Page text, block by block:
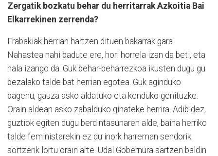
Zergatik bozkatu behar du herritarrak Azkoitia Bai
Elkarrekinen zerrenda?
Erabakiak herrian hartzen dituen bakarrak gara.
Nahastea nahi badute ere, hori horrela izan da beti, eta
hala izango da. Guk behar-beharrezkoa ikusten dugu gu
bezalako talde bat herrian egotea. Guk aginduko
bagenu, gauza asko aldatuko eta kenduko genituzke.
Orain aldean asko zabalduko ginateke herrira. Adibidez,
guztiok egiten dugu berdintasunaren alde, baina herriko
talde feministarekin ez du inork harreman sendorik
sortzerik lortu orain arte. Udal Gobernura sartzen baldin